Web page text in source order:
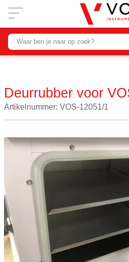
Deurrubber voor
Artikelnummer: VOS-12051/1